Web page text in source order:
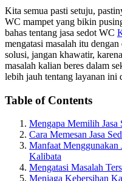
Kita semua pasti setuju,
WC mampet yang bikin
bahas tentang jasa sedot WC
mengatasi masalah itu
solusi, jangan khawatir,
masalah kalian beres dalam
lebih jauh tentang layanan ini
Table of Contents
Mengapa Memilih
Cara Memesan Jasa
Manfaat Menggunakan
Kalibata
Mengatasi Masalah
Menjaga Kebersihan